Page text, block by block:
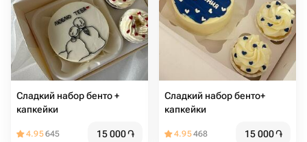
Сладкий набор бенто +
капкейки
4.95645 15 000֏
Сладкий набор бенто+
капкейки
4.95468 15 000֏